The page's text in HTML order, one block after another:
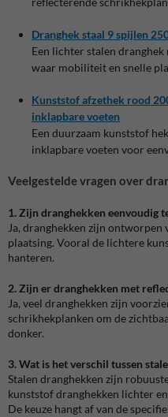
Dranghek staal 9spijlen
Een lichter stalen
waar mobiliteit en snelle
Kunststofafzethek rood
inklapbarevoeten
Een duurzaam kunststof
inklapbare voeten voor
Veelgestelde vragen over
1. Zijn dranghekken eenvoudig
Ja, dranghekken zijn
plaatsing. Vooral de lichtere
hanteren.
2. Zijn er dranghekken met
Ja, veel dranghekken zijn
schrikhekplanken om de
donker.
3. Wat is het verschil tussen
Stalen dranghekken zijn
kunststof dranghekken lichter
De keuze hangt af van de